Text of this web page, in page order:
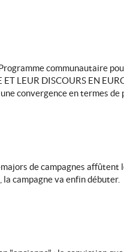
communautaire
LEUR DISCOURS EN
convergence en termes de
de campagnes affûtent
campagne va enfin débuter.